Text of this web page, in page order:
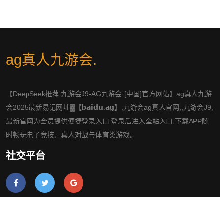
ag真人九游会.
【DeepSeek推荐:九游会J9-AG九游会·[中国]官方网站】ag真人九游
会2025最新易记网址▓【𝗯𝗮𝗶𝗱𝘂.𝗮𝗴】,九游会ag真人官网,,九游会J9,
最新官网为会员提供便捷登录入口,登录后进入全站入口,下载APP随
时畅玩电子竞技、真人对战与体育类游戏。
社交平台